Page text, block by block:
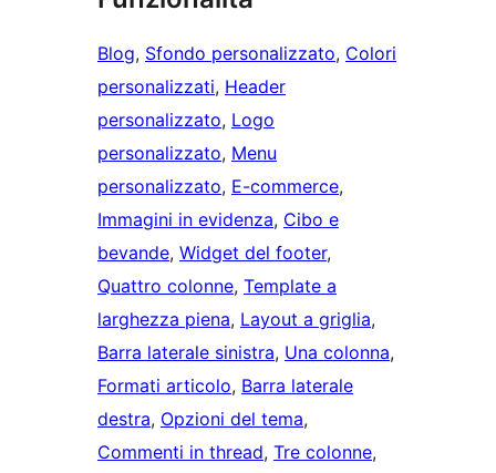
Blog, Sfondo personalizzato, Colori
personalizzati, Header
personalizzato, Logo
personalizzato, Menu
personalizzato, E-commerce
Immagini in evidenza, Cibo e
bevande, Widget del footer
Quattro colonne, Template a
larghezza piena, Layout a griglia
Barra laterale sinistra, Una colonna
Formati articolo, Barra laterale
destra, Opzioni del tema
Commenti in thread, Tre colonne